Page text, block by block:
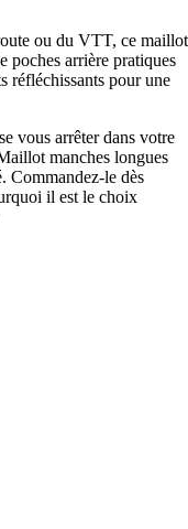
ou du VTT, ce maillot
poches arrière pratiques
réfléchissants pour une
vous arrêter dans votre
manches longues
Commandez-le dès
il est le choix